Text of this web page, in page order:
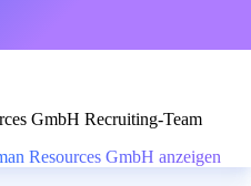
GmbH Recruiting-Team
Resources GmbH anzeigen